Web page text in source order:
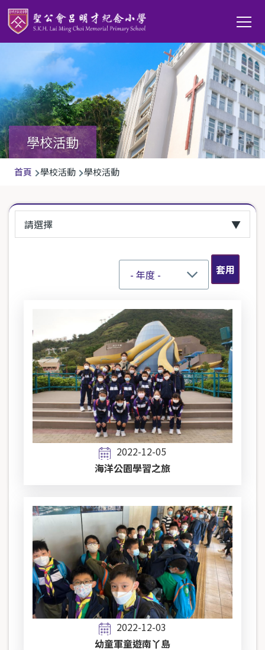
移至主內容
Main
學校活動
導
連
首頁 學校活動 學校活動
請選擇
2022-12-05
海洋公園學習之旅
2022-12-03
幼童軍童遊南丫島